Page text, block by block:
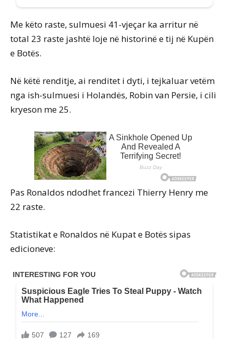
Me këto raste, sulmuesi 41-vjeçar ka arritur në
total 23 raste jashtë loje në historinë e tij në Kupën
e Botës.
Në këtë renditje, ai renditet i dyti, i tejkaluar vetëm
nga ish-sulmuesi i Holandës, Robin van Persie, i cili
kryeson me 25.
Pas Ronaldos ndodhet francezi Thierry Henry me
22 raste.
Statistikat e Ronaldos në Kupat e Botës sipas
edicioneve: